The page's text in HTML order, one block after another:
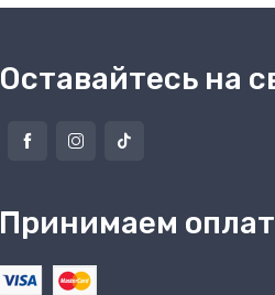
Оставайтесь на
Принимаем